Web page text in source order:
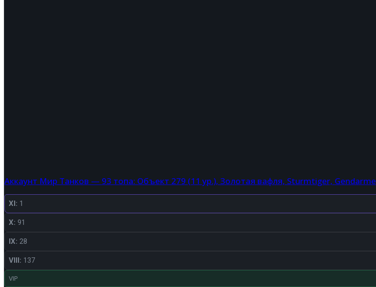
Аккаунт Мир Танков — 93 топа: Объект 279 (11 ур.), Золотая вафля, Sturmtiger, Gendarme
XI: 1
X: 91
IX: 28
VIII: 137
VIP